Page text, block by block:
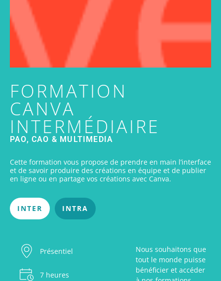
FORMATION
CANVA
INTERMÉDIAIRE
PAO, CAO & MULTIMEDIA
Cette formation vous propose de prendre en main l’interface
et de savoir produire des créations en équipe et de publier
en ligne ou en partage vos créations avec Canva.
INTER INTRA
Présentiel
7 heures
Nous souhaitons que
tout le monde puisse
bénéficier et accéder